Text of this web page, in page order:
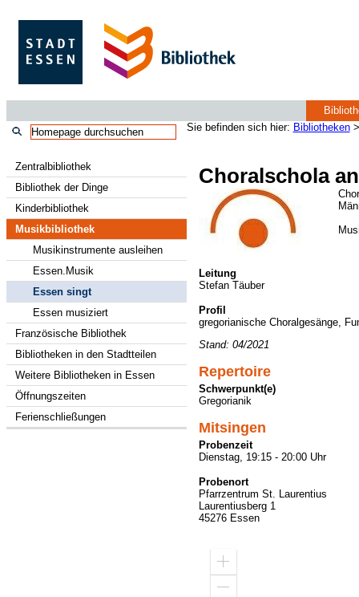
Sie befinden sich hier: Bibliotheken
Zentralbibliothek
Bibliothek der Dinge
Kinderbibliothek
Musikbibliothek
Musikinstrumente ausleihen
Essen.Musik
Essen singt
Essen musiziert
Französische Bibliothek
Bibliotheken in den Stadtteilen
Weitere Bibliotheken in Essen
Öffnungszeiten
Ferienschließungen
Choralschola
Leitung
Stefan Täuber
Profil
gregorianische Choralgesänge,
Stand: 04/2021
Repertoire
Schwerpunkt(e)
Gregorianik
Mitsingen
Probenzeit
Dienstag, 19:15 - 20:00 Uhr
Probenort
Pfarrzentrum St. Laurentius
Laurentiusberg 1
45276 Essen
Zoom